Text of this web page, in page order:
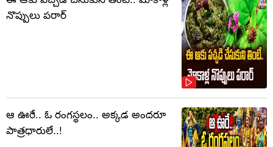
నొప్పులు పరార్‌
ఆ ఊరే.. ఓ రంగస్థలం.. అక్కడ అందరూ
పాత్రధారులే..!